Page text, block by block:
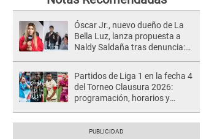
Óscar Jr., nuevo dueño de La
Bella Luz, lanza propuesta a
Naldy Saldaña tras denuncia:
Partidos de Liga 1 en la fecha 4
del Torneo Clausura 2026:
programación, horarios y